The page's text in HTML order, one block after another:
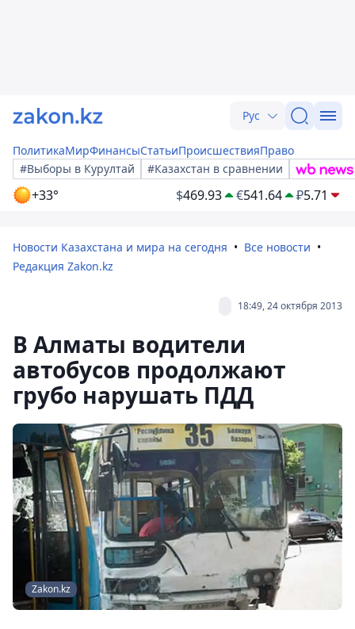
Рус
ПолитикаМирФинансыСтатьиПроисшествияПраво
#Выборы в Курултай
#Казахстан в сравнении
+33° $469.93 €541.64 ₽5.71
Новости Казахстана и мира на сегодня
Все новости
Редакция Zakon.kz
18:49, 24 октября 2013
В Алматы водители
автобусов продолжают
грубо нарушать ПДД
Zakon.kz